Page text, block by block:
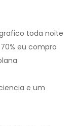
toda noite
eu compro
e um